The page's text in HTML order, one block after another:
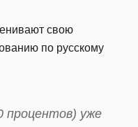
свою
по русскому
процентов) уже